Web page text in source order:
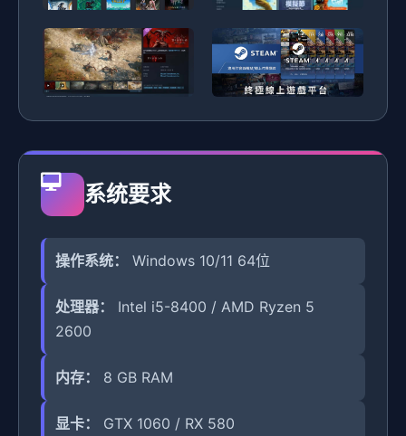
系统要求
操作系统： Windows 10/11 64位
处理器：
Intel i5-8400 / AMD Ryzen 5
2600
内存： 8 GB RAM
显卡： GTX 1060 / RX 580